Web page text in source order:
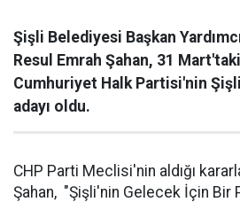
Şişli Belediyesi Başkan
Resul Emrah Şahan, 31
Cumhuriyet Halk Partisi'nin
adayı oldu.
CHP Parti Meclisi'nin aldığı
Şahan, "Şişli'nin Gelecek İçin Bir